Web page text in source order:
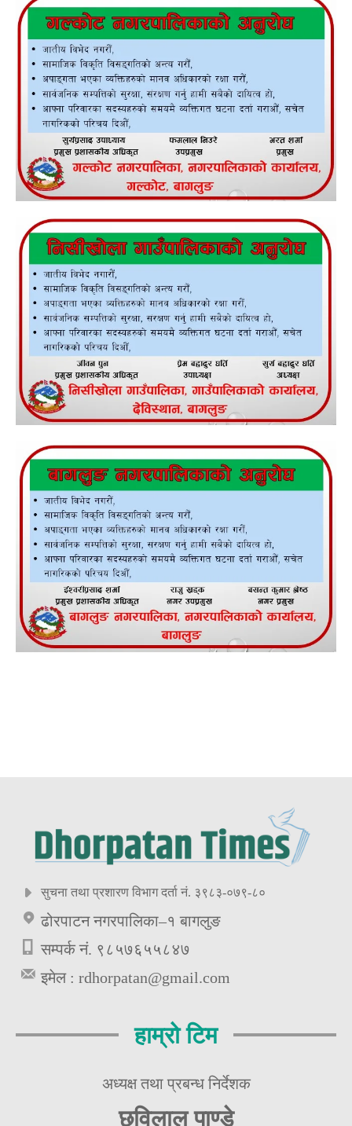
सुचना तथा प्रशारण विभाग दर्ता नं. ३९८३-०७९-८०
ढोरपाटन नगरपालिका–१ बागलुङ
सम्पर्क नं. ९८५७६५५८४७
इमेल : rdhorpatan@gmail.com
हाम्रो टिम
अध्यक्ष तथा प्रबन्ध निर्देशक
छविलाल पाण्डे